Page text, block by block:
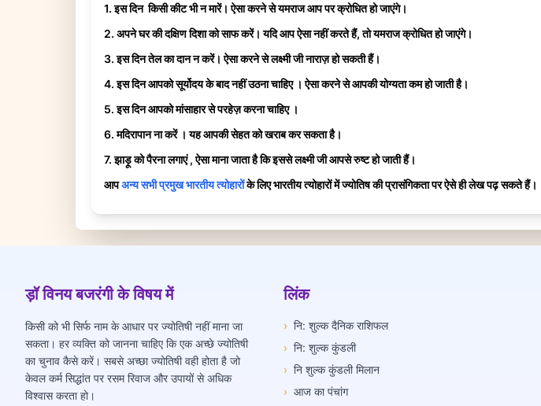
1. इस दिन किसी कीट भी न मारें। ऐसा करने से यमराज आप पर क्रोधित हो जाएंगे।
2. अपने घर की दक्षिण दिशा को साफ करें। यदि आप ऐसा नहीं करते हैं, तो यमराज क्रोधित हो जाएंगे।
3. इस दिन तेल का दान न करें। ऐसा करने से लक्ष्मी जी नाराज़ हो सकती हैं।
4. इस दिन आपको सूर्योदय के बाद नहीं उठना चाहिए । ऐसा करने से आपकी योग्यता कम हो जाती है।
5. इस दिन आपको मांसाहार से परहेज़ करना चाहिए ।
6. मदिरापान ना करें । यह आपकी सेहत को खराब कर सकता है।
7. झाड़ू को पैरना लगाएं , ऐसा माना जाता है कि इससे लक्ष्मी जी आपसे रुष्ट हो जाती हैं।
आपअन्य सभी प्रमुख भारतीय त्योहारोंके लिए भारतीय त्योहारों में ज्योतिष की प्रासंगिकता पर ऐसे ही लेख पढ़ सकते हैं।
ड़ॉ विनय बजरंगी के विषय में
किसी को भी सिर्फ नाम के आधार पर ज्योतिषी नहीं माना जा
सकता। हर व्यक्ति को जानना चाहिए कि एक अच्छे ज्योतिषी
का चुनाव कैसे करें। सबसे अच्छा ज्योतिषी वही होता है जो
केवल कर्म सिद्धांत पर रसम रिवाज और उपायों से अधिक
विश्वास करता हो।
लिंक
› नि: शुल्क दैनिक राशिफल
› नि: शुल्क कुंडली
› नि शुल्क कुंडली मिलान
› आज का पंचांग